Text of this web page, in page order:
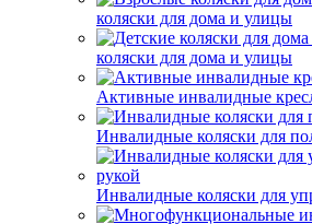
коляски для дома и улицы
коляски для дома и улицы
Активные инвалидные
Инвалидные коляски для
Инвалидные коляски для